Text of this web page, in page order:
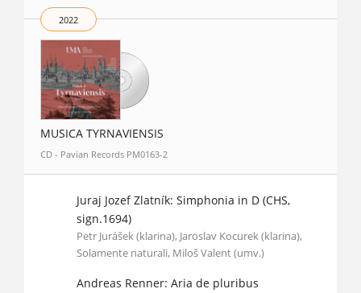
2022
MUSICA TYRNAVIENSIS
CD - Pavian Records PM0163-2
Juraj Jozef Zlatník: Simphonia in D (CHS,
sign.1694)
Petr Jurášek (klarina), Jaroslav Kocurek (klarina),
Solamente naturali, Miloš Valent (umv.)
Andreas Renner: Aria de pluribus